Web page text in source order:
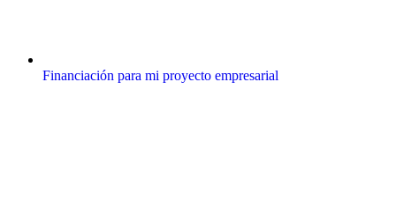
Financiación para mi proyecto empresarial